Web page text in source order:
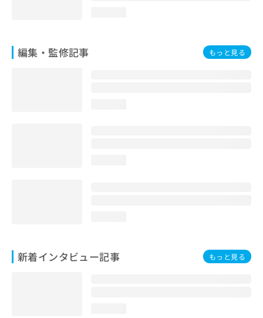
編集・監修記事 もっと見る
新着インタビュー記事 もっと見る